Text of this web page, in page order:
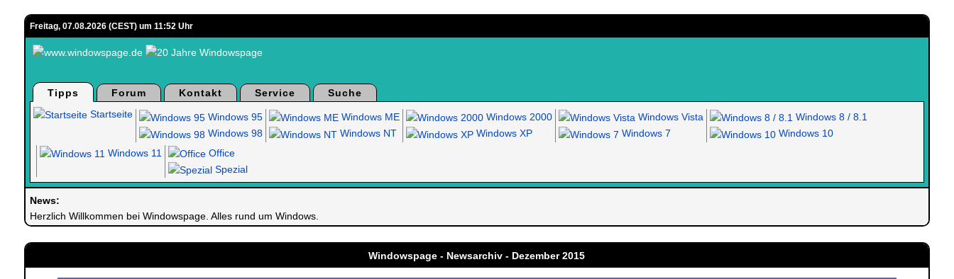
Freitag, 07.08.2026 (CEST) um 11:52 Uhr
Tipps Forum Kontakt Service
Suche
Startseite
Windows 95
Windows 98
Windows ME
Windows NT
Windows 2000
Windows XP
Windows Vista
Windows 7
Windows 8 / 8.1
Windows 10
Windows 11
Office
Spezial
News:
Herzlich Willkommen bei Windowspage. Alles rund um Windows.
Windowspage - Newsarchiv - Dezember 2015